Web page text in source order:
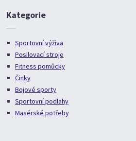
Kategorie
Sportovní výživa
Posilovací stroje
Fitness pomůcky
Činky
Bojové sporty
Sportovní podlahy
Masérské potřeby